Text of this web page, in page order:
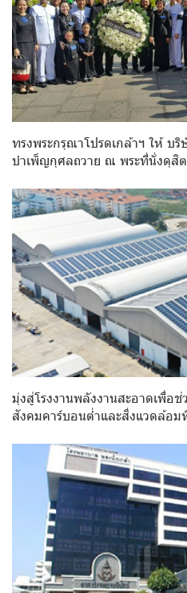
ทรงพระกรุณาโปรดเกล้าฯ ให้ บ
บำเพ็ญกุศลถวาย ณ พระที่นั่งดุสิ
มุ่งสู่โรงงานพลังงานสะอาดเพื่อ
สังคมคาร์บอนต่ำและสิ่งแวดล้อม